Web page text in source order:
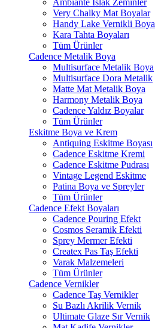
Ambiante Islak Zeminler
Very Chalky Mat Boyalar
Handy Lake Vernikli Boya
Kara Tahta Boyaları
Tüm Ürünler
Cadence Metalik Boya
Multisurface Metalik Boya
Multisurface Dora Metalik
Matte Mat Metalik Boya
Harmony Metalik Boya
Cadence Yaldız Boyalar
Tüm Ürünler
Eskitme Boya ve Krem
Antiquing Eskitme Boyası
Cadence Eskitme Kremi
Cadence Eskitme Pudrası
Vintage Legend Eskitme
Patina Boya ve Spreyler
Tüm Ürünler
Cadence Efekt Boyaları
Cadence Pouring Efekt
Cosmos Seramik Efekti
Sprey Mermer Efekti
Createx Pas Taş Efekti
Varak Malzemeleri
Tüm Ürünler
Cadence Vernikler
Cadence Taş Vernikler
Su Bazlı Akrilik Vernik
Ultimate Glaze Sır Vernik